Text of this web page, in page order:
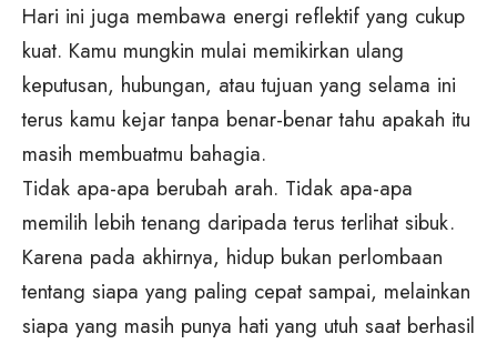
Hari ini juga membawa energi reflektif yang cukup
kuat. Kamu mungkin mulai memikirkan ulang
keputusan, hubungan, atau tujuan yang selama ini
terus kamu kejar tanpa benar-benar tahu apakah itu
masih membuatmu bahagia.
Tidak apa-apa berubah arah. Tidak apa-apa
memilih lebih tenang daripada terus terlihat sibuk.
Karena pada akhirnya, hidup bukan perlombaan
tentang siapa yang paling cepat sampai, melainkan
siapa yang masih punya hati yang utuh saat berhasil